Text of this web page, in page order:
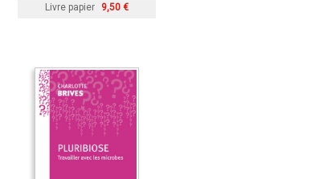
Livre papier 9,50 €